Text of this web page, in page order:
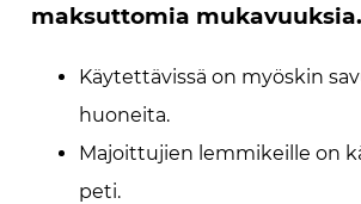
maksuttomia mukavuuksia.
Käytettävissä on myöskin
huoneita.
Majoittujien lemmikeille on
peti.